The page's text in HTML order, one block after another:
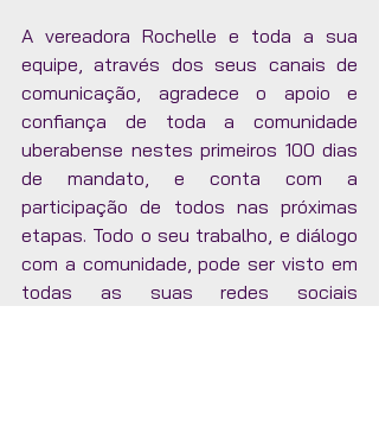
A vereadora Rochelle e toda a sua
equipe, através dos seus canais de
comunicação, agradece o apoio e
confiança de toda a comunidade
uberabense nestes primeiros 100 dias
de mandato, e conta com a
participação de todos nas próximas
etapas. Todo o seu trabalho, e diálogo
com a comunidade, pode ser visto em
todas as suas redes sociais